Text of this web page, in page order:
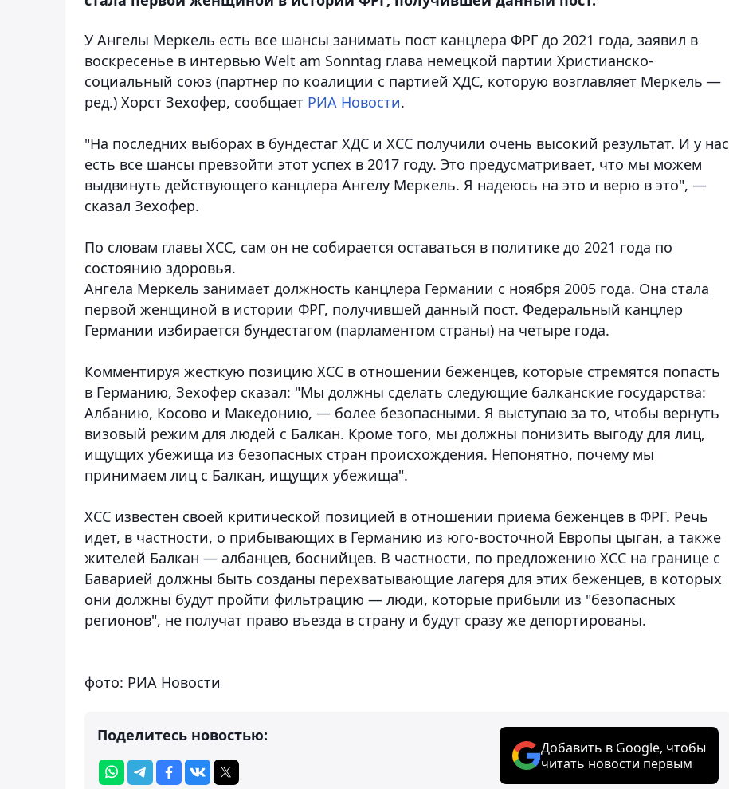
У Ангелы Меркель есть все шансы занимать пост канцлера ФРГ до 2021 года, заявил в
воскресенье в интервью Welt am Sonntag глава немецкой партии Христианско-
социальный союз (партнер по коалиции с партией ХДС, которую возглавляет Меркель —
ред.) Хорст Зехофер, сообщает РИА Новости.
"На последних выборах в бундестаг ХДС и ХСС получили очень высокий результат. И у нас
есть все шансы превзойти этот успех в 2017 году. Это предусматривает, что мы можем
выдвинуть действующего канцлера Ангелу Меркель. Я надеюсь на это и верю в это", —
сказал Зехофер.
По словам главы ХСС, сам он не собирается оставаться в политике до 2021 года по
состоянию здоровья.
Ангела Меркель занимает должность канцлера Германии с ноября 2005 года. Она стала
первой женщиной в истории ФРГ, получившей данный пост. Федеральный канцлер
Германии избирается бундестагом (парламентом страны) на четыре года.
Комментируя жесткую позицию ХСС в отношении беженцев, которые стремятся попасть
в Германию, Зехофер сказал: "Мы должны сделать следующие балканские государства:
Албанию, Косово и Македонию, — более безопасными. Я выступаю за то, чтобы вернуть
визовый режим для людей с Балкан. Кроме того, мы должны понизить выгоду для лиц,
ищущих убежища из безопасных стран происхождения. Непонятно, почему мы
принимаем лиц с Балкан, ищущих убежища".
ХСС известен своей критической позицией в отношении приема беженцев в ФРГ. Речь
идет, в частности, о прибывающих в Германию из юго-восточной Европы цыган, а также
жителей Балкан — албанцев, боснийцев. В частности, по предложению ХСС на границе с
Баварией должны быть созданы перехватывающие лагеря для этих беженцев, в которых
они должны будут пройти фильтрацию — люди, которые прибыли из "безопасных
регионов", не получат право въезда в страну и будут сразу же депортированы.
фото: РИА Новости
Поделитесь новостью:
Добавить в Google, чтобы
читать новости первым